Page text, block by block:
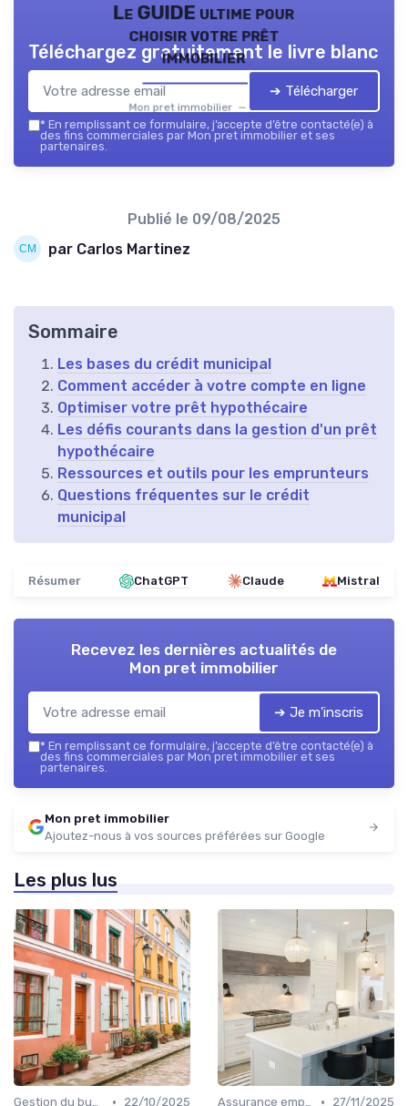
Le GUIDE ultime pour
choisir votre prêt
immobilier
Mon pret immobilier — 2026
Téléchargez gratuitement le livre blanc
➔ Télécharger
* En remplissant ce formulaire, j’accepte d’être contacté(e) à
des fins commerciales par Mon pret immobilier et ses
partenaires.
Publié le 09/08/2025
par Carlos Martinez
Sommaire
Les bases du crédit municipal
Comment accéder à votre compte en ligne
Optimiser votre prêt hypothécaire
Les défis courants dans la gestion d'un prêt
hypothécaire
Ressources et outils pour les emprunteurs
Questions fréquentes sur le crédit
municipal
Résumer ChatGPT Claude Mistral
Recevez les dernières actualités de
Mon pret immobilier
➔ Je m'inscris
* En remplissant ce formulaire, j’accepte d’être contacté(e) à
des fins commerciales par Mon pret immobilier et ses
partenaires.
Mon pret immobilier
Ajoutez-nous à vos sources préférées sur Google
Les plus lus
Gestion du budget • 22/10/2025 Assurance emprunteur • 27/11/2025